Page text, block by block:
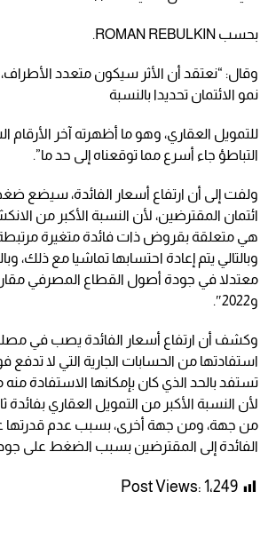
بحسب ROMAN REBULKIN.
وقال: “نعتقد أن الأثر سيكون متعدد
نمو الائتمان تحديدا بالنسبة
للتمويل العقاري، وهو ما أظهرته آخر الأرقام
التباطؤ جاء أسرع مما توقعناه إلى حد ما”.
ولفت إلى أن ارتفاع أسعار الفائدة، سيضع
ائتمان المقترضين، لأن النسبة الأكبر من
هي متعلقة بقروض ذات فائدة متغيرة
وبالتالي يتم إعادة احتسابها تماشيا مع ذلك،
و2022″.
وكشف أن ارتفاع أسعار الفائدة يصب في
استفادتها من الحسابات الجارية التي لا تدفع
لأن النسبة الأكبر من التمويل العقاري بفائدة
من جهة، ومن جهة أخرى، بسبب عدم قدرتها
الفائدة إلى المقترضين بسبب الضغط على
Post Views: 1٬249